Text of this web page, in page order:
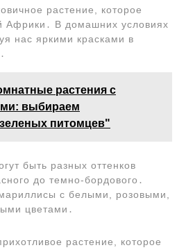
растение, которое
Африки․ В домашних условиях
нас яркими красками в
растения с
выбираем
питомцев"
быть разных оттенков
до темно-бордового․
с белыми, розовыми,
цветами․
растение, которое